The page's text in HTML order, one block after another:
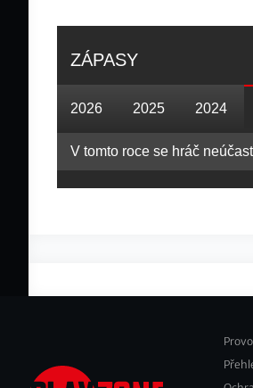
ZÁPASY
2026 2025 2024
V tomto roce se hráč